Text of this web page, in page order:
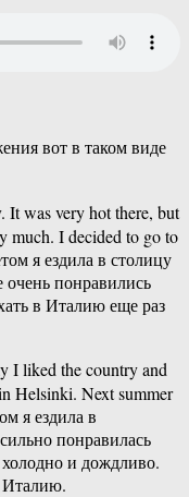
вот в таком виде
It was very hot there, but
much. I decided to go to
я ездила в столицу
понравились
в Италию еще раз
I liked the country and
Helsinki. Next summer
я ездила в
понравилась
и дождливо.
Италию.